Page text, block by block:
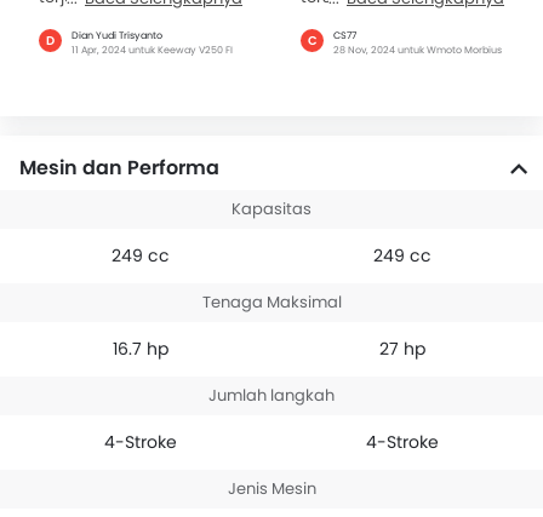
style tersendiri....apalagi
D
Dian Yudi Trisyanto
11 Apr, 2024 untuk Keeway V250 FI
radiator serta
C
CS77
28 Nov, 2024 untuk Wmoto Morbius
Mesin dan Performa
Kapasitas
249 cc 249 cc
Tenaga Maksimal
16.7 hp 27 hp
Jumlah langkah
4-Stroke 4-Stroke
Jenis Mesin